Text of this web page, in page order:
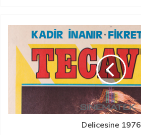
Delicesine 1976